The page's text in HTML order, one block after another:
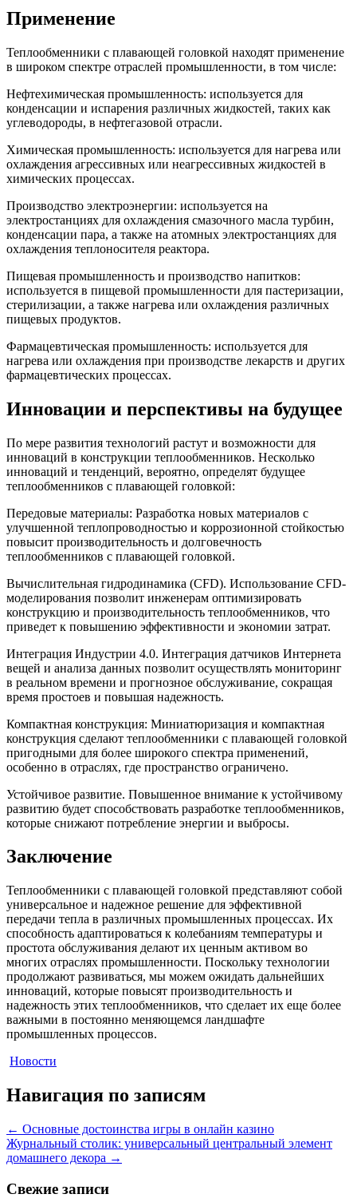
Применение
Теплообменники с плавающей головкой находят применение
в широком спектре отраслей промышленности, в том числе:
Нефтехимическая промышленность: используется для
конденсации и испарения различных жидкостей, таких как
углеводороды, в нефтегазовой отрасли.
Химическая промышленность: используется для нагрева или
охлаждения агрессивных или неагрессивных жидкостей в
химических процессах.
Производство электроэнергии: используется на
электростанциях для охлаждения смазочного масла турбин,
конденсации пара, а также на атомных электростанциях для
охлаждения теплоносителя реактора.
Пищевая промышленность и производство напитков:
используется в пищевой промышленности для пастеризации,
стерилизации, а также нагрева или охлаждения различных
пищевых продуктов.
Фармацевтическая промышленность: используется для
нагрева или охлаждения при производстве лекарств и других
фармацевтических процессах.
Инновации и перспективы на будущее
По мере развития технологий растут и возможности для
инноваций в конструкции теплообменников. Несколько
инноваций и тенденций, вероятно, определят будущее
теплообменников с плавающей головкой:
Передовые материалы: Разработка новых материалов с
улучшенной теплопроводностью и коррозионной стойкостью
повысит производительность и долговечность
теплообменников с плавающей головкой.
Вычислительная гидродинамика (CFD). Использование CFD-
моделирования позволит инженерам оптимизировать
конструкцию и производительность теплообменников, что
приведет к повышению эффективности и экономии затрат.
Интеграция Индустрии 4.0. Интеграция датчиков Интернета
вещей и анализа данных позволит осуществлять мониторинг
в реальном времени и прогнозное обслуживание, сокращая
время простоев и повышая надежность.
Компактная конструкция: Миниатюризация и компактная
конструкция сделают теплообменники с плавающей головкой
пригодными для более широкого спектра применений,
особенно в отраслях, где пространство ограничено.
Устойчивое развитие. Повышенное внимание к устойчивому
развитию будет способствовать разработке теплообменников,
которые снижают потребление энергии и выбросы.
Заключение
Теплообменники с плавающей головкой представляют собой
универсальное и надежное решение для эффективной
передачи тепла в различных промышленных процессах. Их
способность адаптироваться к колебаниям температуры и
простота обслуживания делают их ценным активом во
многих отраслях промышленности. Поскольку технологии
продолжают развиваться, мы можем ожидать дальнейших
инноваций, которые повысят производительность и
надежность этих теплообменников, что сделает их еще более
важными в постоянно меняющемся ландшафте
промышленных процессов.
Новости
Навигация по записям
← Основные достоинства игры в онлайн казино
Журнальный столик: универсальный центральный элемент
домашнего декора →
Свежие записи